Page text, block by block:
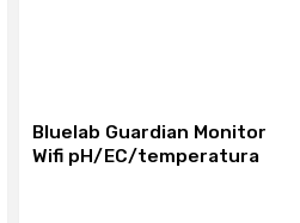
Bluelab Guardian Monitor
Wifi pH/EC/temperatura